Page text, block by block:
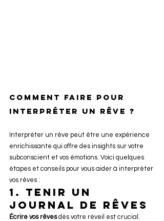
Comment faire pour
interpréter un rêve ?
Interpréter un rêve peut être une expérience
enrichissante qui offre des insights sur votre
subconscient et vos émotions. Voici quelques
étapes et conseils pour vous aider à interpréter
vos rêves :
1. Tenir un
Journal de Rêves
Écrire vos rêves dès votre réveil est crucial.